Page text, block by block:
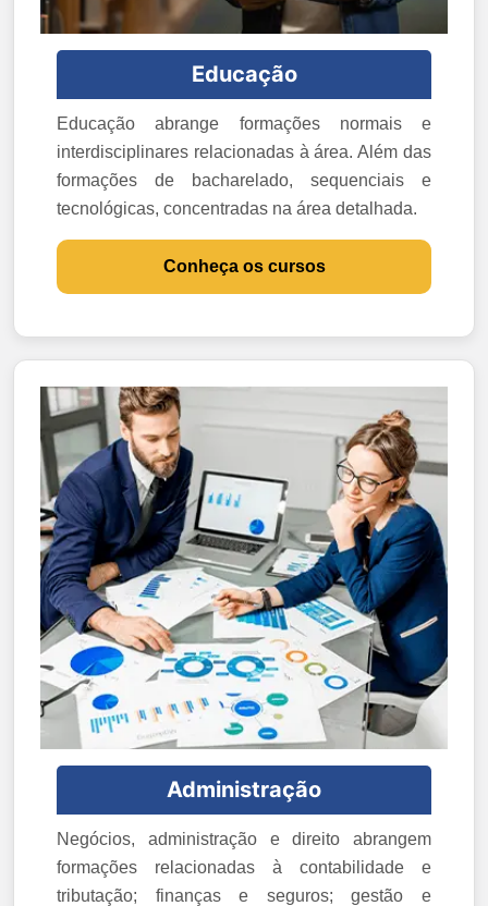
Educação
Educação abrange formações normais e
interdisciplinares relacionadas à área. Além das
formações de bacharelado, sequenciais e
tecnológicas, concentradas na área detalhada.
Conheça os cursos
Administração
Negócios, administração e direito abrangem
formações relacionadas à contabilidade e
tributação; finanças e seguros; gestão e